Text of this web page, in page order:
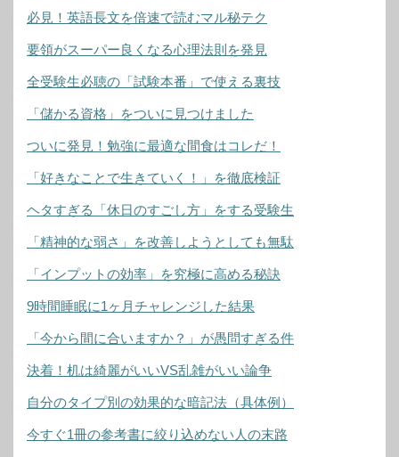
必見！英語長文を倍速で読むマル秘テク
要領がスーパー良くなる心理法則を発見
全受験生必聴の「試験本番」で使える裏技
「儲かる資格」をついに見つけました
ついに発見！勉強に最適な間食はコレだ！
「好きなことで生きていく！」を徹底検証
ヘタすぎる「休日のすごし方」をする受験生
「精神的な弱さ」を改善しようとしても無駄
「インプットの効率」を究極に高める秘訣
9時間睡眠に1ヶ月チャレンジした結果
「今から間に合いますか？」が愚問すぎる件
決着！机は綺麗がいいVS乱雑がいい論争
自分のタイプ別の効果的な暗記法（具体例）
今すぐ1冊の参考書に絞り込めない人の末路